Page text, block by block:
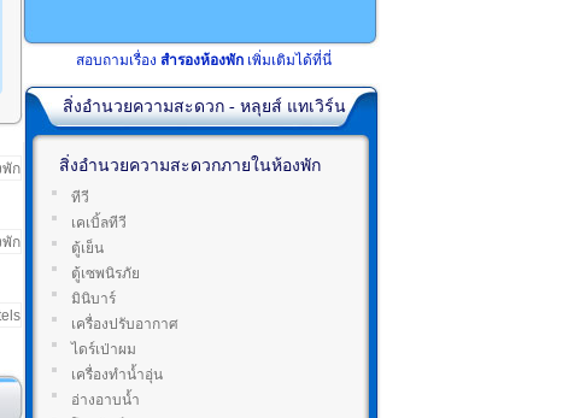
สอบถามเรื่อง สำรองห้องพัก เพิ่มเติมได้ที่นี่
สิ่งอำนวยความสะดวก - หลุยส์ แทเวิร์น
สิ่งอำนวยความสะดวกภายในห้องพัก
ทีวี
เคเบิ้ลทีวี
ตู้เย็น
ตู้เซพนิรภัย
มินิบาร์
เครื่องปรับอากาศ
ไดร์เป่าผม
เครื่องทำน้ำอุ่น
อ่างอาบน้ำ